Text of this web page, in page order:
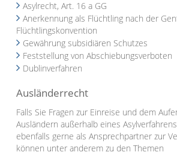
Asylrecht, Art. 16 a GG
Anerkennung als Flüchtling nach der
Flüchtlingskonvention
Gewährung subsidiären Schutzes
Feststellung von Abschiebungsverboten
Dublinverfahren
Ausländerrecht
Falls Sie Fragen zur Einreise und dem
Ausländern außerhalb eines
ebenfalls gerne als Ansprechpartner zur
können unter anderem zu den Themen